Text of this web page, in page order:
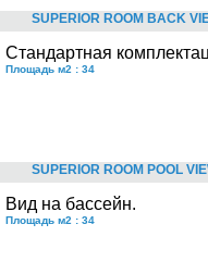
SUPERIOR ROOM BACK
Стандартная
Площадь м2 : 34
SUPERIOR ROOM POOL
Вид на бассейн.
Площадь м2 : 34